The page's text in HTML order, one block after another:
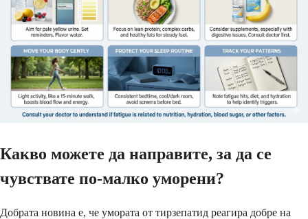
Какво можете да направите, за да се
чувствате по-малко уморени?
Добрата новина е, че умората от тирзепатид реагира добре на